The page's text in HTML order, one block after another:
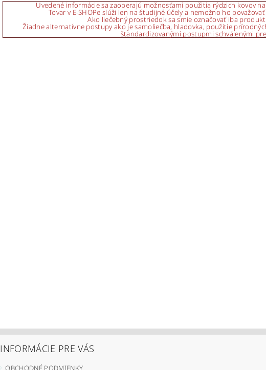
Uvedené informácie sa zaoberajú možnosťami použitia rýdzich kovov
Tovar v E-SHOPe slúži len na študijné účely a nemožno ho
Ako liečebný prostriedok sa smie označovať iba
Žiadne alternatívne postupy ako je samoliečba, hladovka, použitie
štandardizovanými postupmi schválenými
INFORMÁCIE PRE VÁS
OBCHODNÉ PODMIENKY